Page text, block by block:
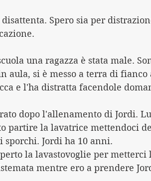
Spero sia per
una ragazza è stata male.
aula, si è messo a terra di fianco
e l'ha distratta facendole
dopo l'allenamento di Jordi.
partire la lavatrice mettendoci
sporchi. Jordi ha 10 anni.
la lavastovoglie per metterci
mentre ero a prendere